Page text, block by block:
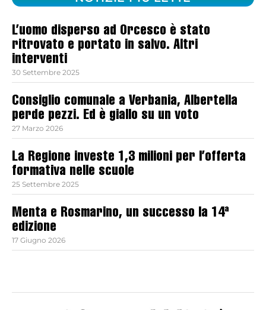
L’uomo disperso ad Orcesco è stato
ritrovato e portato in salvo. Altri
interventi
30 Settembre 2025
Consiglio comunale a Verbania, Albertella
perde pezzi. Ed è giallo su un voto
27 Marzo 2026
La Regione investe 1,3 milioni per l’offerta
formativa nelle scuole
25 Settembre 2025
Menta e Rosmarino, un successo la 14ª
edizione
17 Giugno 2026